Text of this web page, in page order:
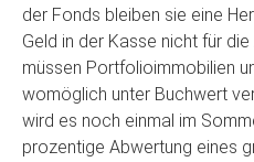
der Fonds bleiben sie eine
Geld in der Kasse nicht für
müssen Portfolioimmobilien
womöglich unter Buchwert
wird es noch einmal im
prozentige Abwertung eines